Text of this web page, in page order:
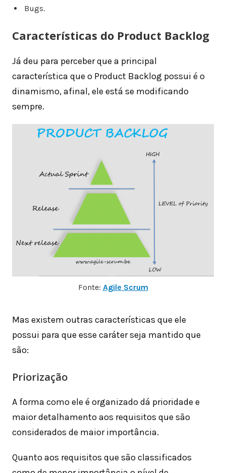
Bugs.
Características do Product Backlog
Já deu para perceber que a principal
característica que o Product Backlog possui é o
dinamismo, afinal, ele está se modificando
sempre.
Fonte: Agile Scrum
Mas existem outras características que ele
possui para que esse caráter seja mantido que
são:
Priorização
A forma como ele é organizado dá prioridade e
maior detalhamento aos requisitos que são
considerados de maior importância.
Quanto aos requisitos que são classificados